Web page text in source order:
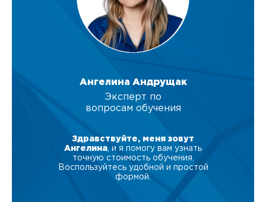
Ангелина Андрущак
Эксперт по
вопросам обучения
Здравствуйте, меня зовут
Ангелина , и я помогу вам узнать
точную стоимость обучения.
Воспользуйтесь удобной и простой
формой.